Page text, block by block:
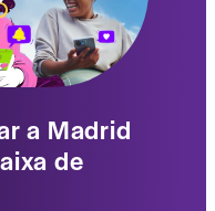
a Madrid
de